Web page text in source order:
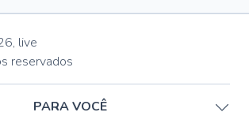
, live
reservados
PARA VOCÊ